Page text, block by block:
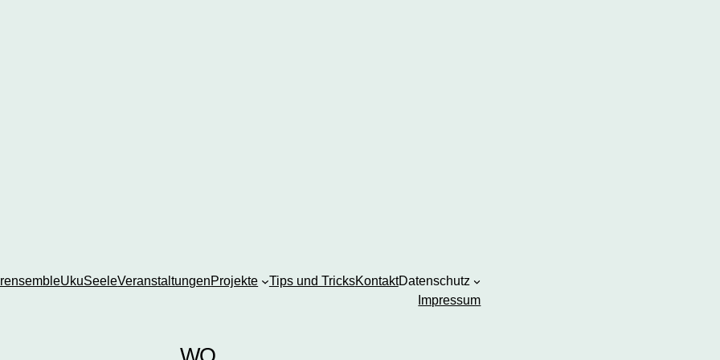
UkuSeeleVeranstaltungenProjekte Tips und TricksKontaktDatenschutz
Impressum